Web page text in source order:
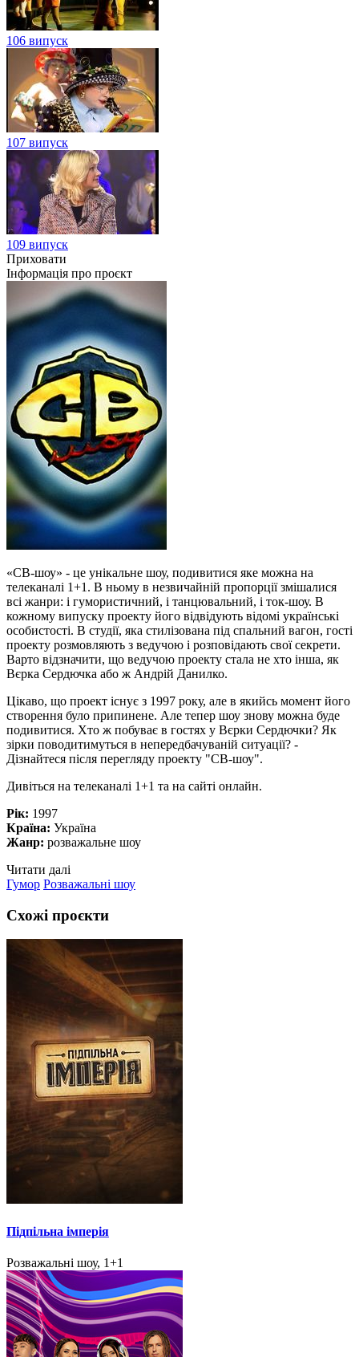
106 випуск
107 випуск
109 випуск
Приховати
Інформація про проєкт
«СВ-шоу» - це унікальне шоу, подивитися яке можна на
телеканалі 1+1. В ньому в незвичайній пропорції змішалися
всі жанри: і гумористичний, і танцювальний, і ток-шоу. В
кожному випуску проекту його відвідують відомі українські
особистості. В студії, яка стилізована під спальний вагон, гості
проекту розмовляють з ведучою і розповідають свої секрети.
Варто відзначити, що ведучою проекту стала не хто інша, як
Вєрка Сердючка або ж Андрій Данилко.
Цікаво, що проект існує з 1997 року, але в якийсь момент його
створення було припинене. Але тепер шоу знову можна буде
подивитися. Хто ж побуває в гостях у Вєрки Сердючки? Як
зірки поводитимуться в непередбачуваній ситуації? -
Дізнайтеся після перегляду проекту "СВ-шоу".
Дивіться на телеканалі 1+1 та на сайті онлайн.
Рік: 1997
Країна: Україна
Жанр: розважальне шоу
Читати далі
Гумор Розважальні шоу
Схожі проєкти
Підпільна імперія
Розважальні шоу, 1+1